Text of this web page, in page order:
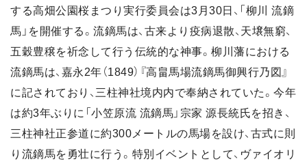
する高畑公園桜まつり実行委員会は3月30日、「柳川 流鏑
馬」を開催する。流鏑馬は、古来より疫病退散、天壌無窮、
五穀豊穣を祈念して行う伝統的な神事。柳川藩における
流鏑馬は、嘉永2年（1849）『高畠馬場流鏑馬御興行乃図』
に記されており、三柱神社境内内で奉納されていた。今年
は約3年ぶりに「小笠原流 流鏑馬」宗家 源長統氏を招き、
三柱神社正参道に約300メートルの馬場を設け、古式に則
り流鏑馬を勇壮に行う。特別イベントとして、ヴァイオリ